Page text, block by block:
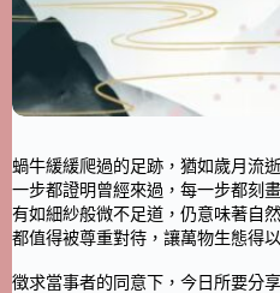
蝸牛緩緩爬過的足跡，猶如歲月流
一步都證明曾經來過，每一步都刻
有如細紗般微不足道，仍意味著自
都值得被尊重對待，讓萬物生態得
徵求當事者的同意下，今日所要分